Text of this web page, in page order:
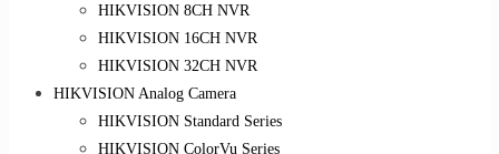
HIKVISION 8CH NVR
HIKVISION 16CH NVR
HIKVISION 32CH NVR
HIKVISION Analog Camera
HIKVISION Standard Series
HIKVISION ColorVu Series